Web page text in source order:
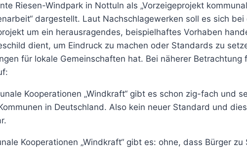
Riesen-Windpark in Nottuln als „Vorzeigeprojekt
dargestellt. Laut Nachschlagewerken soll es sich bei
um ein herausragendes, beispielhaftes Vorhaben
dient, um Eindruck zu machen oder Standards zu
für lokale Gemeinschaften hat. Bei näherer Betrachtung
Kooperationen „Windkraft“ gibt es schon zig-fach und
in Deutschland. Also kein neuer Standard und
Kooperationen „Windkraft“ gibt es: ohne, dass Bürger